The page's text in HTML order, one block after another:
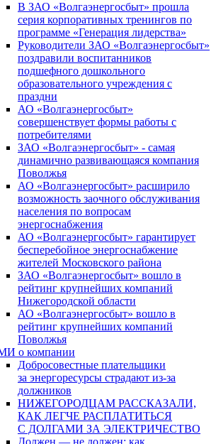
В ЗАО «Волгаэнергосбыт» прошла
серия корпоративных тренингов по
программе «Генерация лидерства»
Руководители ЗАО «Волгаэнергосбыт»
поздравили воспитанников
подшефного дошкольного
образовательного учреждения с
праздни
АО «Волгаэнергосбыт»
совершенствует формы работы с
потребителями
ЗАО «Волгаэнергосбыт» - самая
динамично развивающаяся компания
Поволжья
АО «Волгаэнергосбыт» расширило
возможность заочного обслуживания
населения по вопросам
энергоснабжения
АО «Волгаэнергосбыт» гарантирует
бесперебойное энергоснабжение
жителей Московского района
ЗАО «Волгаэнергосбыт» вошло в
рейтинг крупнейших компаний
Нижегородской области
АО «Волгаэнергосбыт» вошло в
рейтинг крупнейших компаний
Поволжья
о компании
Добросовестные плательщики
за энергоресурсы страдают из-за
должников
НИЖЕГОРОДЦАМ РАССКАЗАЛИ,
КАК ЛЕГЧЕ РАСПЛАТИТЬСЯ
С ДОЛГАМИ ЗА ЭЛЕКТРИЧЕСТВО